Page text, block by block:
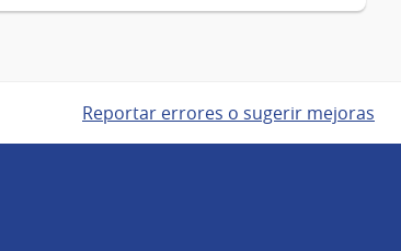
Reportar errores o sugerir mejoras